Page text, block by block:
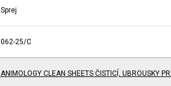
Sprej
062-25/C
ANIMOLOGY CLEAN SHEETS ČISTICÍ, UBROUSKY